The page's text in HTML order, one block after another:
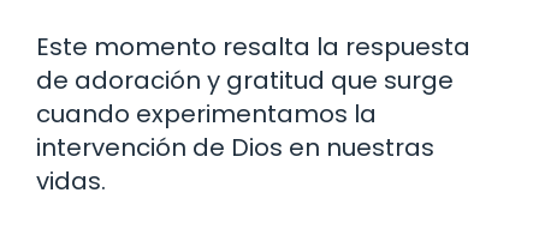
Este momento resalta la respuesta
de adoración y gratitud que surge
cuando experimentamos la
intervención de Dios en nuestras
vidas.